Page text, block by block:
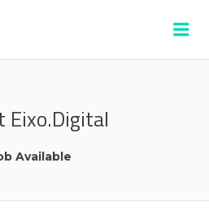
Eixo.Digital
Available